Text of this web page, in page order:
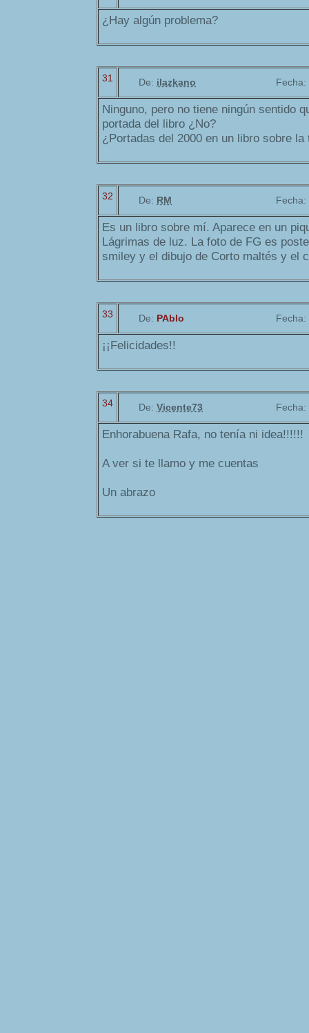
¿Hay algún problema?
31 De: ilazkano Fecha:
Ninguno, pero no tiene ningún sentido
portada del libro ¿No?
¿Portadas del 2000 en un libro sobre la
32 De: RM Fecha:
Es un libro sobre mí. Aparece en un
Lágrimas de luz. La foto de FG es
smiley y el dibujo de Corto maltés y el
33 De: PAblo Fecha:
¡¡Felicidades!!
34 De: Vicente73 Fecha:
Enhorabuena Rafa, no tenía ni idea!!!!!!
A ver si te llamo y me cuentas
Un abrazo